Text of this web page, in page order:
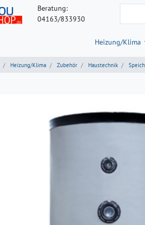
Beratung:
04163/833930
Heizung/Klima
Heizung/Klima Zubehör Haustechnik